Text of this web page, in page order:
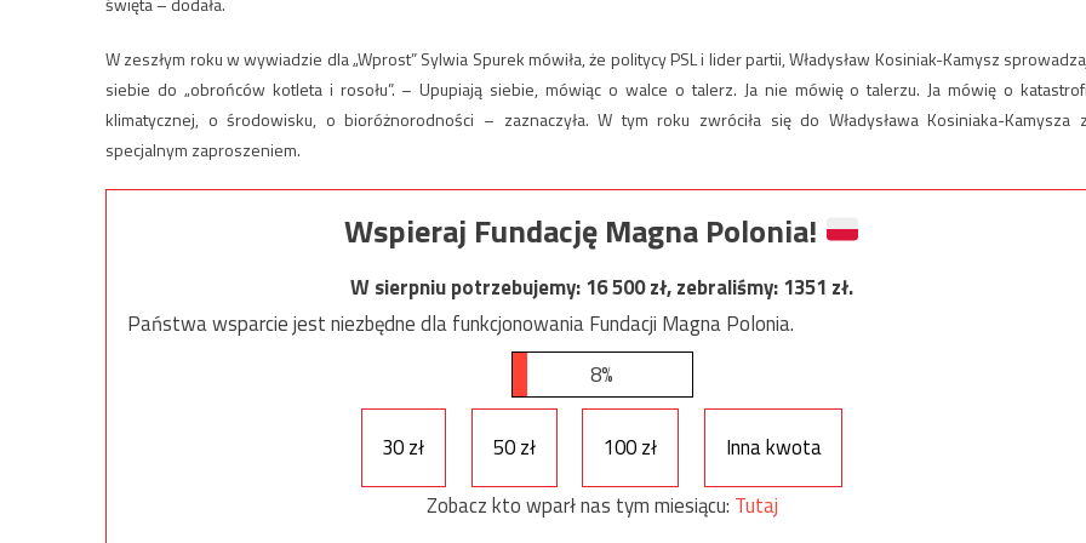
W zeszłym roku w wywiadzie dla „Wprost” Sylwia Spurek mówiła, że politycy PSL i lider partii, Władysław Kosiniak-Kamysz
siebie do „obrońców kotleta i rosołu”. – Upupiają siebie, mówiąc o walce o talerz. Ja nie mówię o talerzu. Ja mówię o
klimatycznej, o środowisku, o bioróżnorodności – zaznaczyła. W tym roku zwróciła się do Władysława Kosiniaka-Kamysza
specjalnym zaproszeniem.
Wspieraj Fundację Magna Polonia!
W sierpniu potrzebujemy:16 500zł, zebraliśmy:1351 zł.
Państwa wsparcie jest niezbędne dla funkcjonowania Fundacji Magna Polonia.
8%
30 zł 50 zł 100 zł
Inna kwota
Zobacz kto wparł nas tym miesiącu: Tutaj